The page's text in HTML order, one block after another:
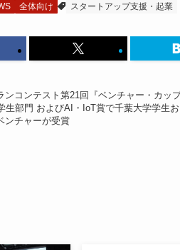
全体向け スタートアップ支援・起業
ンコンテスト第21回『ベンチャー・カッ
生部門 およびAI・IoT賞で千葉大学学生
ンチャーが受賞